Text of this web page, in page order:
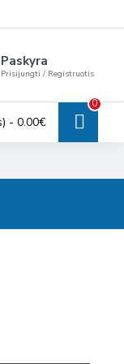
Paskyra
Prisijungti / Registruotis
- 0.00€
0